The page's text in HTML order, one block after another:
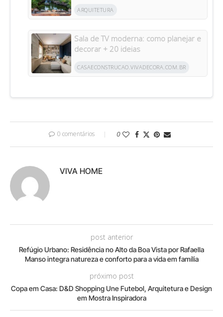
ARQUITETURA
Sala de TV moderna: como planejar e
decorar + 20 ideias
CASAECONSTRUCAO.VIVADECORA.COM.BR
0 comentários 0
VIVA HOME
post anterior
Refúgio Urbano: Residência no Alto da Boa Vista por Rafaella
Manso integra natureza e conforto para a vida em família
próximo post
Copa em Casa: D&D Shopping Une Futebol, Arquitetura e Design
em Mostra Inspiradora